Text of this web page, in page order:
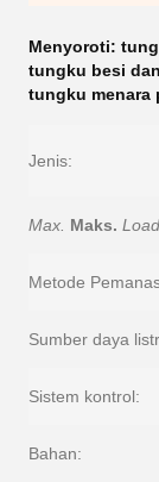
Menyoroti:
tungku besi
tungku menara
Jenis:
Max. Maks.
Metode
Sumber daya
Sistem kontrol:
Bahan: